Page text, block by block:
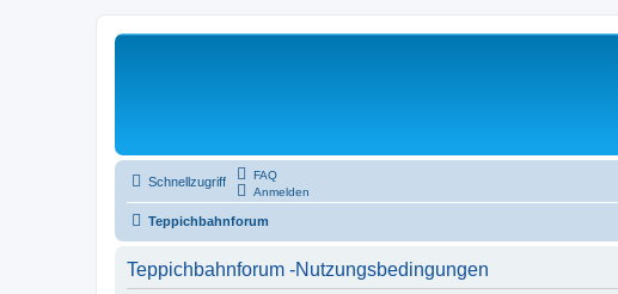
Schnellzugriff
FAQ
Anmelden
Teppichbahnforum
Teppichbahnforum -Nutzungsbedingungen